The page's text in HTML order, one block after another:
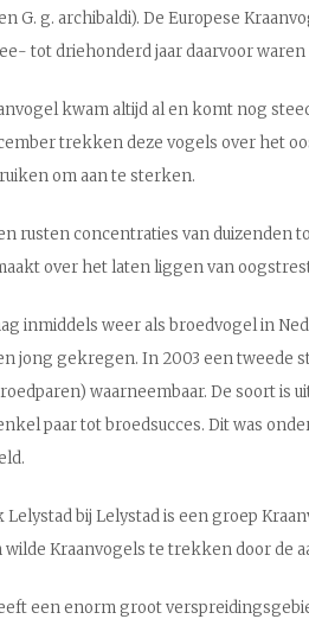
G. g. archibaldi). De Europese
tot driehonderd jaar daarvoor
kwam altijd al en komt nog
trekken deze vogels over het
om aan te sterken.
rusten concentraties van duizenden
over het laten liggen van
inmiddels weer als broedvogel in
jong gekregen. In 2003 een tweede
waarneembaar. De soort
paar tot broedsucces. Dit was
bij Lelystad is een groep
wilde Kraanvogels te trekken door de
een enorm groot